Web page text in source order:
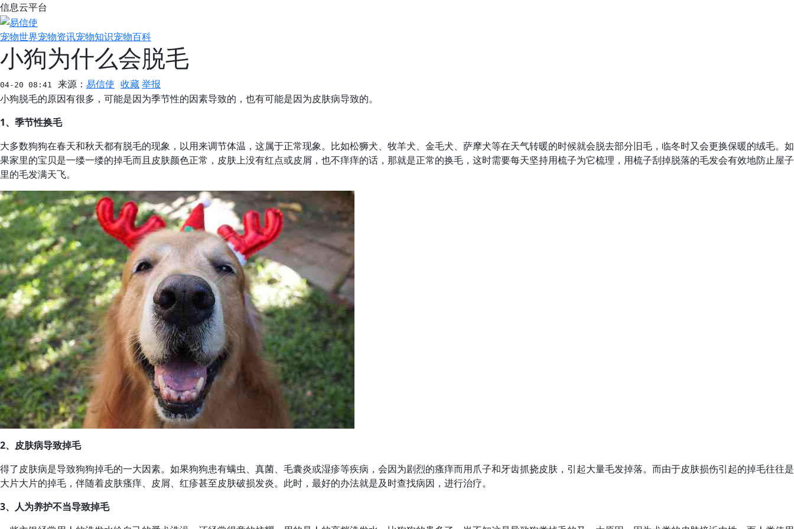
信息云平台
宠物世界宠物资讯宠物知识宠物百科
小狗为什么会脱毛
04-20 08:41 来源： 易信使 收藏举报
小狗脱毛的原因有很多，可能是因为季节性的因素导致的，也有可能是因为皮肤病导致的。
1、季节性换毛
大多数狗狗在春天和秋天都有脱毛的现象，以用来调节体温，这属于正常现象。比如松狮犬、牧羊犬、金毛犬、萨摩犬等在天气转暖的时候就会脱去部分旧毛，临冬时又会更换保暖的绒毛。如
果家里的宝贝是一缕一缕的掉毛而且皮肤颜色正常，皮肤上没有红点或皮屑，也不痒痒的话，那就是正常的换毛，这时需要每天坚持用梳子为它梳理，用梳子刮掉脱落的毛发会有效地防止屋子
里的毛发满天飞。
2、皮肤病导致掉毛
得了皮肤病是导致狗狗掉毛的一大因素。如果狗狗患有螨虫、真菌、毛囊炎或湿疹等疾病，会因为剧烈的瘙痒而用爪子和牙齿抓挠皮肤，引起大量毛发掉落。而由于皮肤损伤引起的掉毛往往是
大片大片的掉毛，伴随着皮肤瘙痒、皮屑、红疹甚至皮肤破损发炎。此时，最好的办法就是及时查找病因，进行治疗。
3、人为养护不当导致掉毛